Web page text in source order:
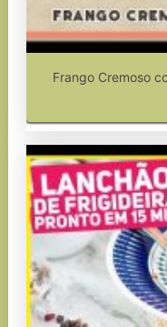
Frango Cremoso